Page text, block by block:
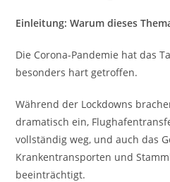
Einleitung: Warum dieses
Die Corona-Pandemie hat das
besonders hart getroffen.
Während der Lockdowns
dramatisch ein,
vollständig weg, und auch das
Krankentransporten und
beeinträchtigt.